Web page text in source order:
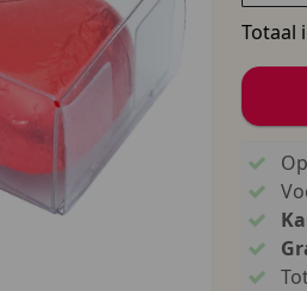
Totaal